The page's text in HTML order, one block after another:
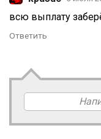
всю выплату
Ответить